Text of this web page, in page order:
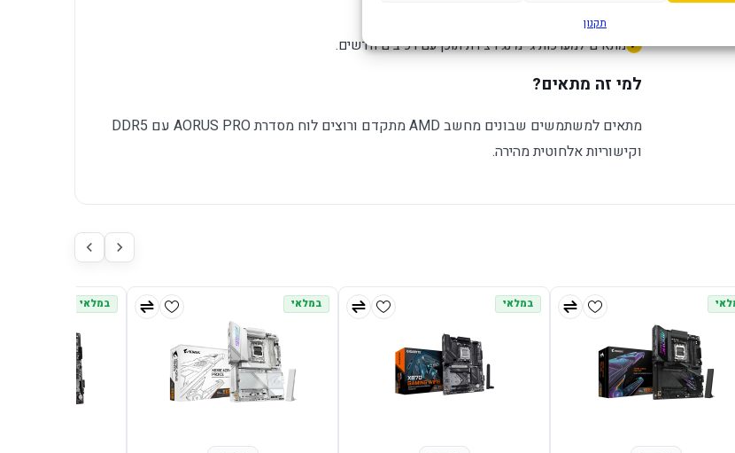
תקנון
קישוריות Wi-Fi 7 מובנית.
מתאים למערכות גיימינג ויצירת תוכן עם רכיבים חדשים.
למי זה מתאים?
מתאים למשתמשים שבונים מחשב AMD מתקדם ורוצים לוח מסדרת AORUS PRO עם DDR5
וקישוריות אלחוטית מהירה.
במלאי במלאי במלאי